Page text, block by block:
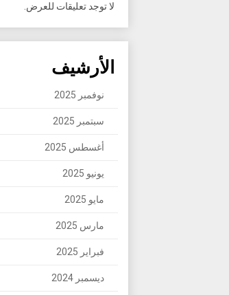
لا توجد تعليقات للعرض.
الأرشيف
نوفمبر 2025
سبتمبر 2025
أغسطس 2025
يونيو 2025
مايو 2025
مارس 2025
فبراير 2025
ديسمبر 2024